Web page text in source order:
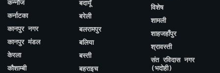
कन्नौज
कर्नाटका
कानपुर नगर
कानपुर मंडल
केरला
कौशाम्बी
बदायूँ
बरेली
बलरामपुर
बलिया
बस्ती
बहराइच
विशेष
शामली
शाहजहाँपुर
श्रावस्ती
संत रविदास नगर
(भदोही)